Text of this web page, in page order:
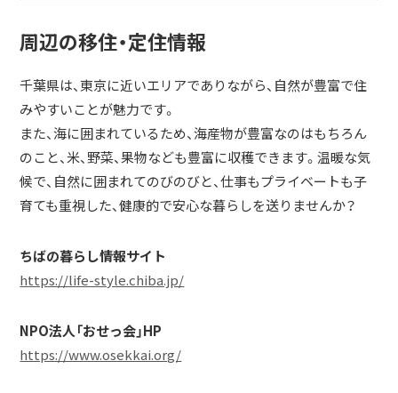
周辺の移住・定住情報
千葉県は、東京に近いエリアでありながら、自然が豊富で住
みやすいことが魅力です。
また、海に囲まれているため、海産物が豊富なのはもちろん
のこと、米、野菜、果物なども豊富に収穫できます。温暖な気
候で、自然に囲まれてのびのびと、仕事もプライベートも子
育ても重視した、健康的で安心な暮らしを送りませんか？
ちばの暮らし情報サイト
https://life-style.chiba.jp/
NPO法人「おせっ会」HP
https://www.osekkai.org/